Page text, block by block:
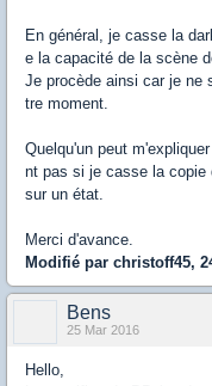
En général, je casse la
e la capacité de la scène
Je procède ainsi car je ne
tre moment.
Quelqu'un peut
nt pas si je casse la copie
sur un état.
Merci d'avance.
Modifié par christoff45,
Bens
25 Mar 2016
Hello,